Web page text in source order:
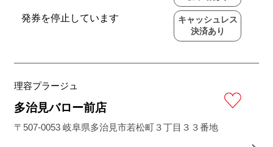
キャッシュレス
決済あり
理容プラージュ
多治見バロー前店
〒507-0053 岐阜県多治見市若松町３丁目３３番地